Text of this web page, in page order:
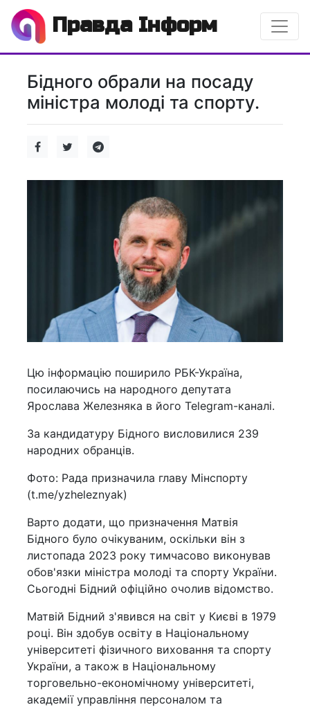
Правда Інформ
Бідного обрали на посаду
міністра молоді та спорту.
Цю інформацію поширило РБК-Україна,
посилаючись на народного депутата
Ярослава Железняка в його Telegram-каналі.
За кандидатуру Бідного висловилися 239
народних обранців.
Фото: Рада призначила главу Мінспорту
(t.me/yzheleznyak)
Варто додати, що призначення Матвія
Бідного було очікуваним, оскільки він з
листопада 2023 року тимчасово виконував
обов'язки міністра молоді та спорту України.
Сьогодні Бідний офіційно очолив відомство.
Матвій Бідний з'явився на світ у Києві в 1979
році. Він здобув освіту в Національному
університеті фізичного виховання та спорту
України, а також в Національному
торговельно-економічному університеті,
академії управління персоналом та